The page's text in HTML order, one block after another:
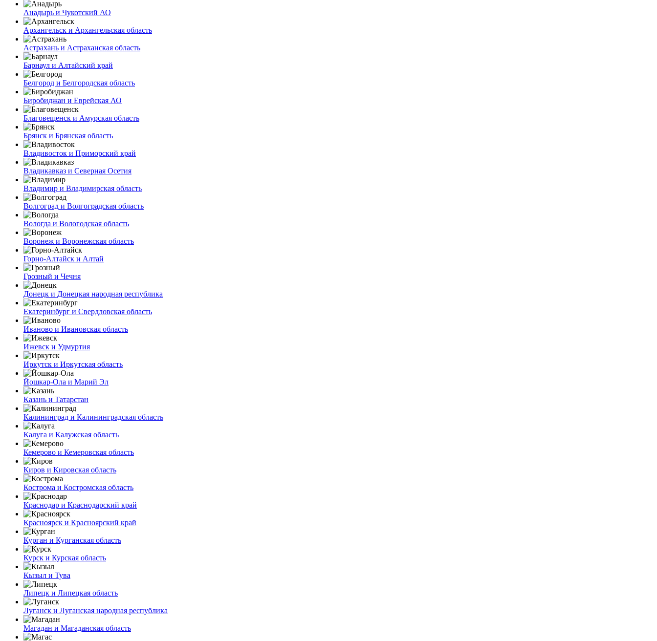
Анадырь и Чукотский АО
Архангельск и Архангельская область
Астрахань и Астраханская область
Барнаул и Алтайский край
Белгород и Белгородская область
Биробиджан и Еврейская АО
Благовещенск и Амурская область
Брянск и Брянская область
Владивосток и Приморский край
Владикавказ и Северная Осетия
Владимир и Владимирская область
Волгоград и Волгоградская область
Вологда и Вологодская область
Воронеж и Воронежская область
Горно-Алтайск и Алтай
Грозный и Чечня
Донецк и Донецкая народная республика
Екатеринбург и Свердловская область
Иваново и Ивановская область
Ижевск и Удмуртия
Иркутск и Иркутская область
Йошкар-Ола и Марий Эл
Казань и Татарстан
Калининград и Калининградская область
Калуга и Калужская область
Кемерово и Кемеровская область
Киров и Кировская область
Кострома и Костромская область
Краснодар и Краснодарский край
Красноярск и Красноярский край
Курган и Курганская область
Курск и Курская область
Кызыл и Тува
Липецк и Липецкая область
Луганск и Луганская народная республика
Магадан и Магаданская область